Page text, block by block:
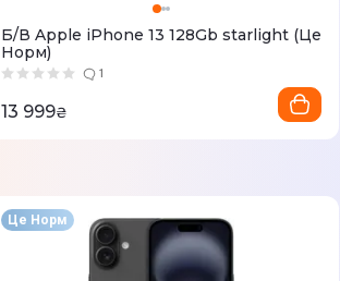
Б/В Apple iPhone 13 128Gb starlight (Це
Норм)
1
13 999₴
Це Норм